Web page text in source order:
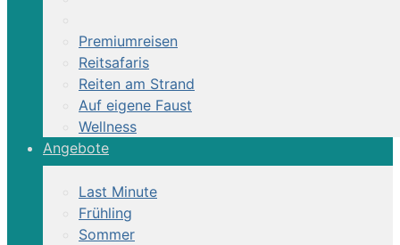
Premiumreisen
Reitsafaris
Reiten am Strand
Auf eigene Faust
Wellness
Angebote
Last Minute
Frühling
Sommer